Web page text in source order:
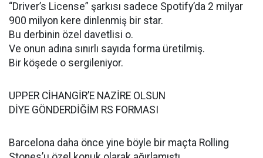
“Driver’s License” şarkısı sadece Spotify’da 2 milyar
900 milyon kere dinlenmiş bir star.
Bu derbinin özel davetlisi o.
Ve onun adına sınırlı sayıda forma üretilmiş.
Bir köşede o sergileniyor.
UPPER CİHANGİR’E NAZİRE OLSUN
DİYE GÖNDERDİĞİM RS FORMASI
Barcelona daha önce yine böyle bir maçta Rolling